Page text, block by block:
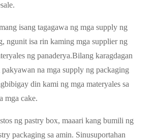
isang tagagawa ng mga supply ng
ngunit isa rin kaming mga supplier ng
ng panaderya.Bilang karagdagan
na mga supply ng packaging
din kami ng mga materyales sa
mga cake.
ng pastry box, maaari kang bumili ng
packaging sa amin. Sinusuportahan